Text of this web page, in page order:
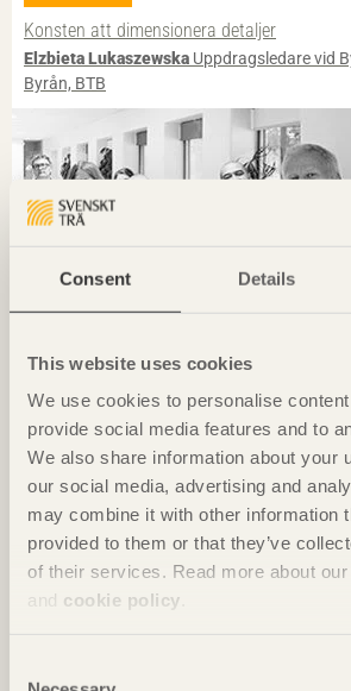
Consent Details
This website uses cookies
We use cookies to personalise
provide social media features and to
We also share information about your
our social media, advertising and
may combine it with other information
provided to them or that they’ve
of their services. Read more about our
and cookie policy
Konsten att dimensionera detaljer
Elzbieta Lukaszewska Uppdragsledare vid
Byrån, BTB
KRÖNIKAN
Hållbarhet börjar i det lokala
Ola MalmArkitektbolaget